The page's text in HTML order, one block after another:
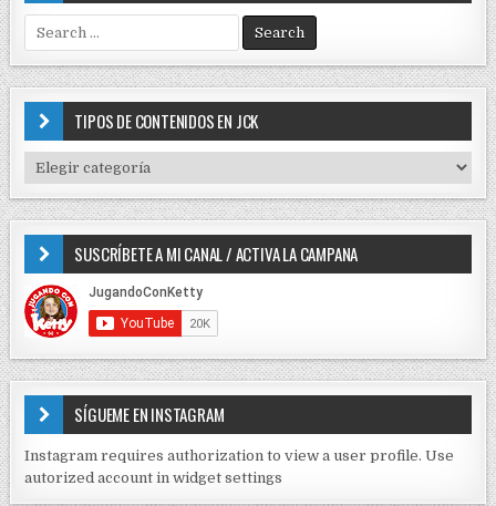
e
a
r
f
r
:
TIPOS DE CONTENIDOS EN JCK
I
P
D
E
C
O
N
T
I
D
SUSCRÍBETE A MI CANAL / ACTIVA LA CAMPANA
SÍGUEME EN INSTAGRAM
Instagram requires authorization to view a user profile. Use
autorized account in widget settings